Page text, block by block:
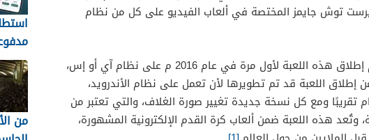
توش جايمز المختصة في ألعاب الفيديو على كل من نظام
رويد الآي أو إس، وقد تم إطلاق هذه اللعبة لأول مرة في عام 2016 م على نظام آي أو إس،
إطلاق اللعبة قد تم تطويرها لأن تعمل على نظام الأندرويد،
ومع كل نسخة جديدة تغيير صورة الغلاف، والتي تعتبر من
وتُعد هذه اللعبة ضمن ألعاب كرة القدم الإلكترونية المشهورة،
من